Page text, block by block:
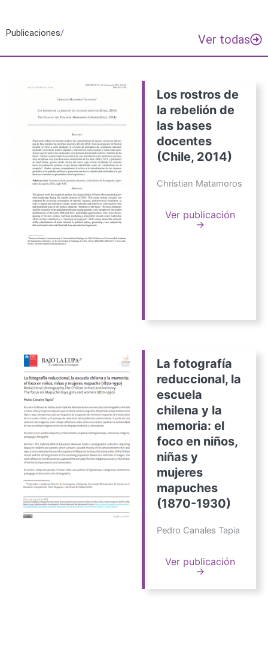
Publicaciones/ Ver todas
Los rostros de
la rebelión de
las bases
docentes
(Chile, 2014)
Christian Matamoros
Ver publicación
→
La fotografía
reduccional, la
escuela
chilena y la
memoria: el
foco en niños,
niñas y
mujeres
mapuches
(1870-1930)
Pedro Canales Tapia
Ver publicación
→